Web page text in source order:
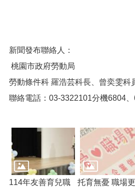
網
站
料
開
告
新聞發布聯絡人：
桃園市政府勞動局
勞動條件科 羅浩芸科長、曾奕雯科
聯絡電話：03-3322101分機6804
114年友善育兒職
托育無憂 職場